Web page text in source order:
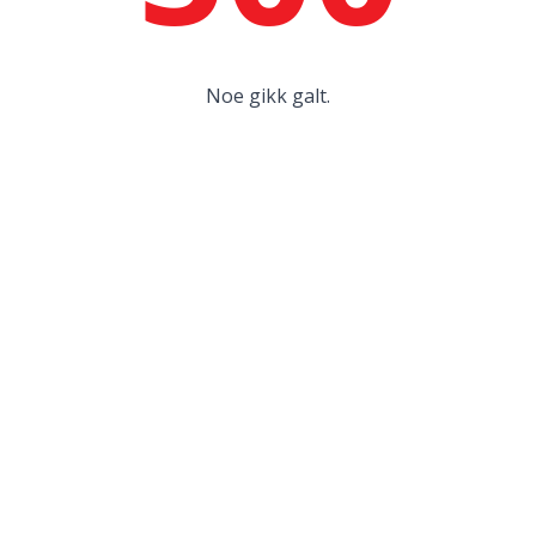
Noe gikk galt.